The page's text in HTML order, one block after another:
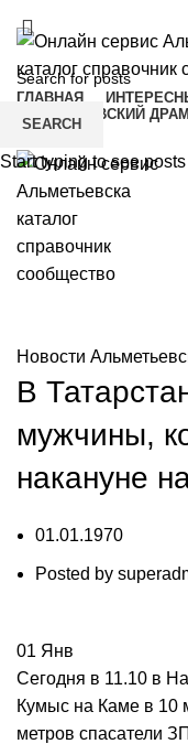
ГЛАВНАЯ
АЛЬМЕТЬЕВСКИЙ
Новости
В
мужчины,
накануне
01.01.1970
Posted by
01 Янв
Сегодня в 11.10 в
Кумыс на Каме в 10
метров спасатели
SEARCH
Start typing to see